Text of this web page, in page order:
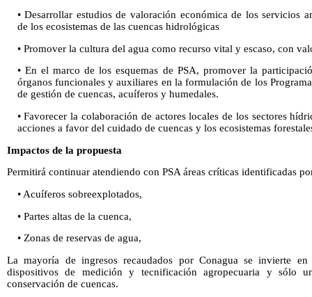
• Desarrollar estudios de valoración económica de los servicios
de los ecosistemas de las cuencas hidrológicas
• Promover la cultura del agua como recurso vital y escaso, con
• En el marco de los esquemas de PSA, promover la
órganos funcionales y auxiliares en la formulación de los
de gestión de cuencas, acuíferos y humedales.
• Favorecer la colaboración de actores locales de los sectores
acciones a favor del cuidado de cuencas y los ecosistemas
Impactos de la propuesta
Permitirá continuar atendiendo con PSA áreas críticas identificadas
• Acuíferos sobreexplotados,
• Partes altas de la cuenca,
• Zonas de reservas de agua,
La mayoría de ingresos recaudados por Conagua se invierte
dispositivos de medición y tecnificación agropecuaria y sólo
conservación de cuencas.